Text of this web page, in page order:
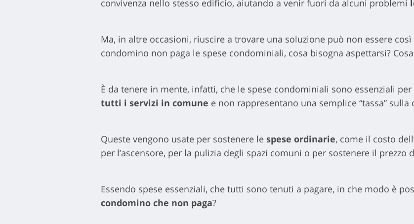
convivenza nello stesso edificio, aiutando a venir fuori da alcuni problemi
Ma, in altre occasioni, riuscire a trovare una soluzione può non essere
condomino non paga le spese condominiali, cosa bisogna aspettarsi?
È da tenere in mente, infatti, che le spese condominiali sono essenziali per
tutti i servizi in comune e non rappresentano una semplice “tassa” sulla
Queste vengono usate per sostenere lespese ordinarie, come il costo
per l’ascensore, per la pulizia degli spazi comuni o per sostenere il
Essendo spese essenziali, che tutti sono tenuti a pagare, in che modo è
condomino che non paga?